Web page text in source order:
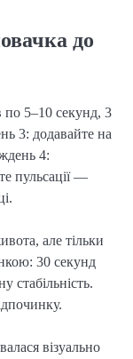
до
по 5–10 секунд, 3
3: додавайте на
4:
пульсації —
але тільки
30 секунд
стабільність.
візуально